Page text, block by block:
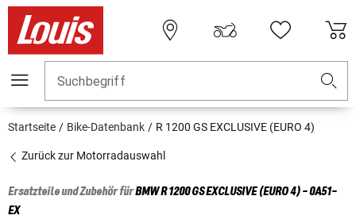
Suchbegriff
Startseite Bike-Datenbank R 1200 GS EXCLUSIVE (EURO 4)
Zurück zur Motorradauswahl
Ersatzteile und Zubehör fürBMWR 1200 GS EXCLUSIVE (EURO 4) - 0A51-
EX